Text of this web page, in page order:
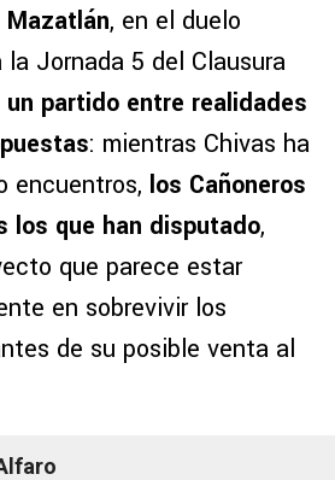
, en el duelo
Jornada 5 del Clausura
partido entre realidades
: mientras Chivas ha
encuentros, los Cañoneros
los que han disputado,
que parece estar
en sobrevivir los
de su posible venta al